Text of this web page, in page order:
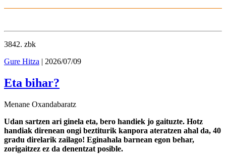
3842. zbk
Gure Hitza | 2026/07/09
Eta bihar?
Menane Oxandabaratz
Udan sartzen ari ginela eta, bero handiek jo gaituzte. Hotz
handiak direnean ongi beztiturik kanpora ateratzen ahal da, 40
gradu direlarik zailago! Eginahala barnean egon behar,
zorigaitzez ez da denentzat posible.